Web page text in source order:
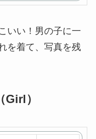
入
いい！男の子に一
を着て、写真を残
）